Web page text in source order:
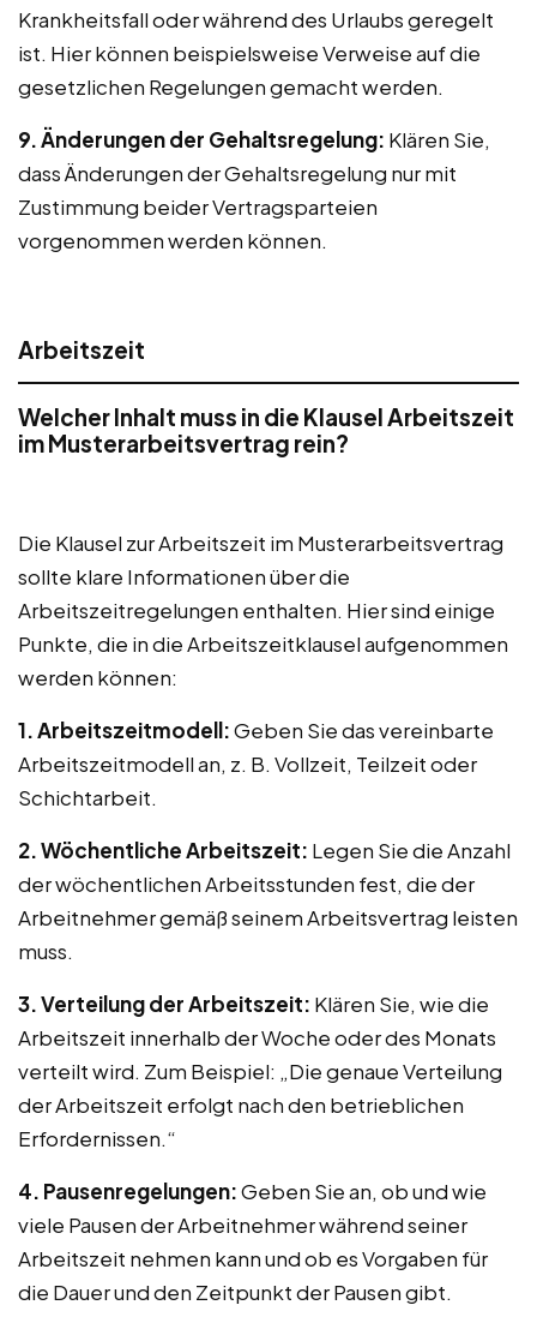
Krankheitsfall oder während des Urlaubs geregelt
ist. Hier können beispielsweise Verweise auf die
gesetzlichen Regelungen gemacht werden.
9. Änderungen der Gehaltsregelung: Klären Sie,
dass Änderungen der Gehaltsregelung nur mit
Zustimmung beider Vertragsparteien
vorgenommen werden können.
Arbeitszeit
Welcher Inhalt muss in die Klausel Arbeitszeit
im Musterarbeitsvertrag rein?
Die Klausel zur Arbeitszeit im Musterarbeitsvertrag
sollte klare Informationen über die
Arbeitszeitregelungen enthalten. Hier sind einige
Punkte, die in die Arbeitszeitklausel aufgenommen
werden können:
1. Arbeitszeitmodell:Geben Sie das vereinbarte
Arbeitszeitmodell an, z. B. Vollzeit, Teilzeit oder
Schichtarbeit.
2. Wöchentliche Arbeitszeit: Legen Sie die Anzahl
der wöchentlichen Arbeitsstunden fest, die der
Arbeitnehmer gemäß seinem Arbeitsvertrag leisten
muss.
3. Verteilung der Arbeitszeit: Klären Sie, wie die
Arbeitszeit innerhalb der Woche oder des Monats
verteilt wird. Zum Beispiel: „Die genaue Verteilung
der Arbeitszeit erfolgt nach den betrieblichen
Erfordernissen.“
4. Pausenregelungen:Geben Sie an, ob und wie
viele Pausen der Arbeitnehmer während seiner
Arbeitszeit nehmen kann und ob es Vorgaben für
die Dauer und den Zeitpunkt der Pausen gibt.